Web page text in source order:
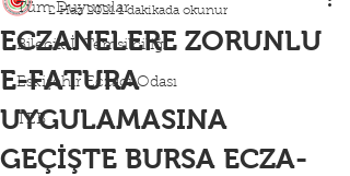
Tüm Duyurular
Bilecik İl Temsilciliği
Eskişehir Eczacı Odası
TEB
ECZANELERE ZORUNLU
E-FATURA
UYGULAMASINA
GEÇİŞTE BURSA ECZA-
2 Haz 2021 1 dakikada okunur